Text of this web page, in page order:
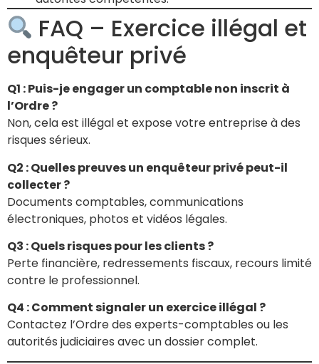
FAQ – Exercice illégal et
enquêteur privé
Q1 : Puis-je engager un comptable non inscrit à
l’Ordre ?
Non, cela est illégal et expose votre entreprise à des
risques sérieux.
Q2 : Quelles preuves un enquêteur privé peut-il
collecter ?
Documents comptables, communications
électroniques, photos et vidéos légales.
Q3 : Quels risques pour les clients ?
Perte financière, redressements fiscaux, recours limité
contre le professionnel.
Q4 : Comment signaler un exercice illégal ?
Contactez l’Ordre des experts-comptables ou les
autorités judiciaires avec un dossier complet.